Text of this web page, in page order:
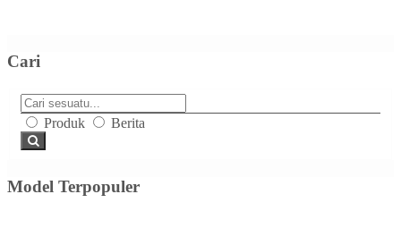
Cari
Produk Berita
Model Terpopuler